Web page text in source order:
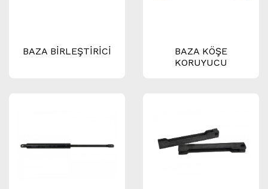
BAZA BİRLEŞTİRİCİ
BAZA KÖŞE
KORUYUCU